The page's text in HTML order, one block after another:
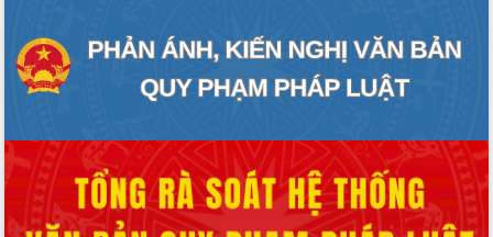
tầm nhìn đến năm 2050
Nâng cao hiệu quả hoạt động của các
doanh nghiệp nhà nước
truyền số liệu chuyên dùng phục vụ cơ
quan Đảng, Nhà nước
Lễ phát động chuỗi hoạt động chung
tay làm sạch môi trường